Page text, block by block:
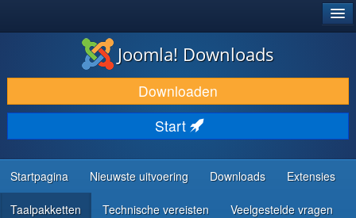
DOWNLOAD & BREID UIT
ONTDEK & LEER
COMMUNITY & ONDERSTEUNING
ONTWIKKELAARSBRONNEN
Joomla! Downloads
Downloaden
Start
Startpagina Nieuwste uitvoering Downloads Extensies
Taalpakketten Technische vereisten Veelgestelde vragen